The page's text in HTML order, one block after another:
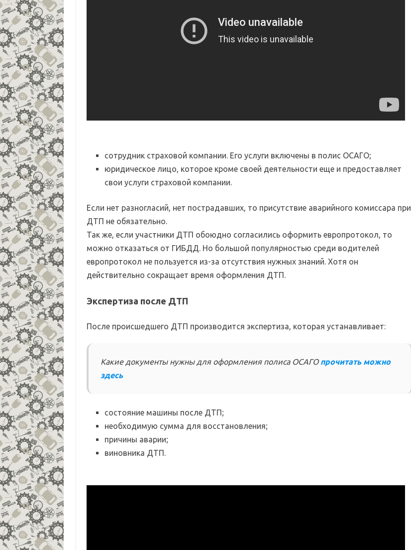
сотрудник страховой компании. Его услуги включены в полис ОСАГО;
юридическое лицо, которое кроме своей деятельности еще и предоставляет
свои услуги страховой компании.
Если нет разногласий, нет пострадавших, то присутствие аварийного комиссара при
ДТП не обязательно.
Так же, если участники ДТП обоюдно согласились оформить европротокол, то
можно отказаться от ГИБДД. Но большой популярностью среди водителей
европротокол не пользуется из-за отсутствия нужных знаний. Хотя он
действительно сокращает время оформления ДТП.
Экспертиза после ДТП
После происшедшего ДТП производится экспертиза, которая устанавливает:
Какие документы нужны для оформления полиса ОСАГО прочитать можно
здесь
состояние машины после ДТП;
необходимую сумма для восстановления;
причины аварии;
виновника ДТП.